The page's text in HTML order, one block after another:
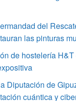
del
las pinturas
de hostelería
Diputación de
cuántica y